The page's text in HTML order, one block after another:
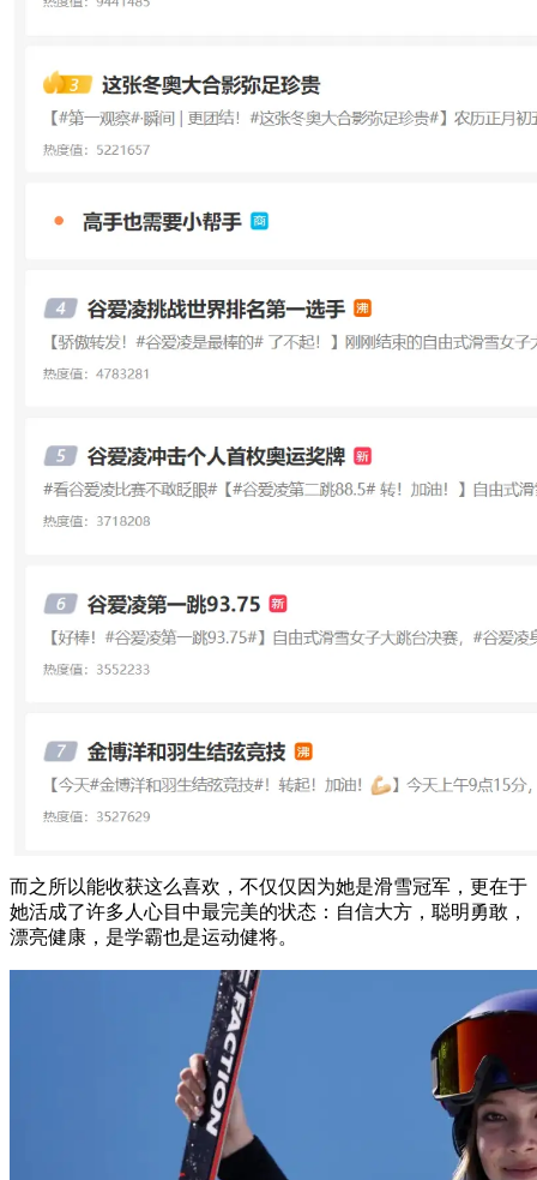
而之所以能收获这么喜欢，不仅仅因为她是滑雪冠军，更在于
她活成了许多人心目中最完美的状态：自信大方，聪明勇敢，
漂亮健康，是学霸也是运动健将。